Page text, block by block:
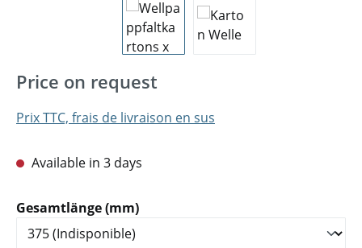
Price on request
Prix TTC, frais de livraison en sus
Available in 3 days
Sélectionnez
Gesamtlänge (mm)